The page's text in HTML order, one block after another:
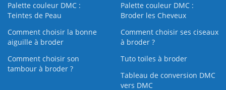
Palette couleur DMC :
Teintes de Peau
Palette couleur DMC :
Broder les Cheveux
Comment choisir la bonne
aiguille à broder
Comment choisir ses ciseaux
à broder ?
Comment choisir son
tambour à broder ?
Tuto toiles à broder
Tableau de conversion DMC
vers DMC